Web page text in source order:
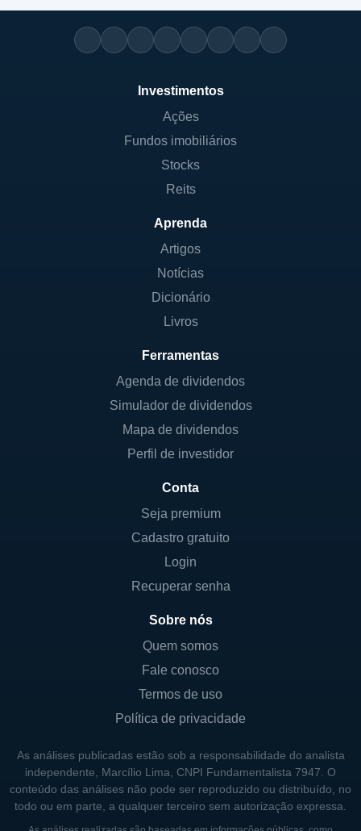
Investimentos
Ações
Fundos imobiliários
Stocks
Reits
Aprenda
Artigos
Notícias
Dicionário
Livros
Ferramentas
Agenda de dividendos
Simulador de dividendos
Mapa de dividendos
Perfil de investidor
Conta
Seja premium
Cadastro gratuito
Login
Recuperar senha
Sobre nós
Quem somos
Fale conosco
Termos de uso
Política de privacidade
As análises publicadas estão sob a responsabilidade do analista
independente, Marcílio Lima, CNPI Fundamentalista 7947. O
conteúdo das análises não pode ser reproduzido ou distribuído, no
todo ou em parte, a qualquer terceiro sem autorização expressa.